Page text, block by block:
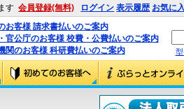
す 会員登録(無料) ログイン 表示履歴 お気に
お客様 請求書払いのご案内
官公庁のお客様 校費・公費払いのご案内
関のお客様 科研費払いのご案内